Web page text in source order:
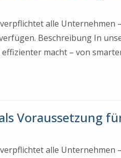
alle
Beschreibung In
macht – von
Voraussetzung
alle